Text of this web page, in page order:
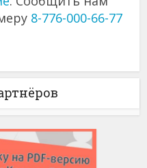
8-776-000-66-77